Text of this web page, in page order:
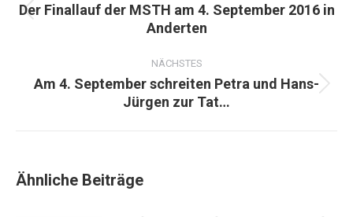
Vorheriger
Beitrag:
Der Finallauf der MSTH am 4. September 2016 in
Anderten
NÄCHSTES
Nächster
Beitrag:
Am 4. September schreiten Petra und Hans-
Jürgen zur Tat…
Ähnliche Beiträge